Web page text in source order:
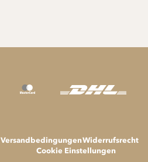
VersandbedingungenWiderrufsrecht
Cookie Einstellungen